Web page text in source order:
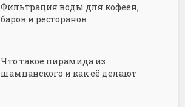
Фильтрация воды для кофеен,
баров и ресторанов
Что такое пирамида из
шампанского и как её делают